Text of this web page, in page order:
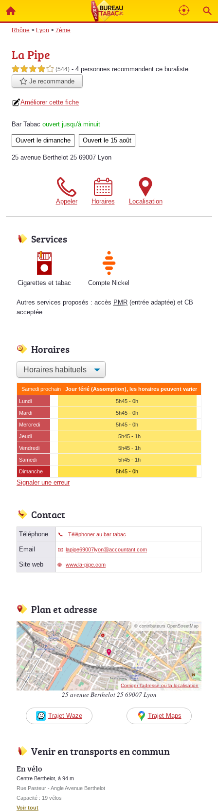
Rhône > Lyon > 7ème
La Pipe
4,0 étoiles sur 5 (544) - 4 personnes recommandent ce buraliste.
Je recommande
Améliorer cette fiche
Bar Tabac ouvert jusqu'à minuit
Ouvert le dimanche Ouvert le 15 août
25 avenue Berthelot 25 69007 Lyon
Appeler Horaires Localisation
Services
Cigarettes et tabac Compte Nickel
Autres services proposés : accès PMR (entrée adaptée) et CB
acceptée
Horaires
Samedi prochain : Jour férié (Assomption), les horaires peuvent varier
Lundi
5h45 - 0h
Mardi
5h45 - 0h
Mercredi
5h45 - 0h
Jeudi
5h45 - 1h
Vendredi
5h45 - 1h
Samedi
5h45 - 1h
Dimanche
5h45 - 0h
Signaler une erreur
Contact
Téléphone Téléphoner au bar tabac
Email lapipe69007lyonⓐaccountant.com
Site web www.la-pipe.com
Plan et adresse
© contributeurs OpenStreetMap
Corriger l’adresse ou la localisation
25 avenue Berthelot 25 69007 Lyon
Trajet Waze Trajet Maps
Venir en transports en commun
En vélo
Centre Berthelot, à 94 m
Rue Pasteur - Angle Avenue Berthelot
Capacité : 19 vélos
Voir tout